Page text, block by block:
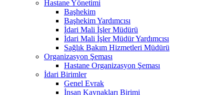
Hastane Yönetimi
Başhekim
Başhekim Yardımcısı
İdari Mali İşler Müdürü
İdari Mali İşler Müdür Yardımcısı
Sağlık Bakım Hizmetleri Müdürü
Organizasyon Şeması
Hastane Organizasyon Şeması
İdari Birimler
Genel Evrak
İnsan Kaynakları Birimi